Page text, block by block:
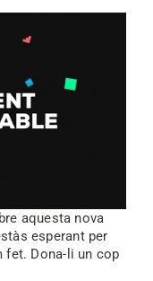
aquesta nova
esperant per
fet. Dona-li un cop